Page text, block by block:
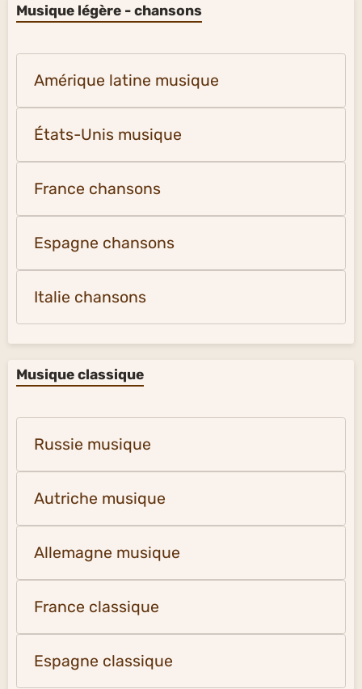
Musique légère - chansons
Amérique latine musique
États-Unis musique
France chansons
Espagne chansons
Italie chansons
Musique classique
Russie musique
Autriche musique
Allemagne musique
France classique
Espagne classique